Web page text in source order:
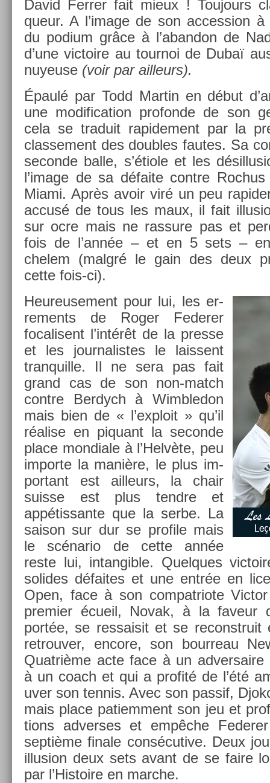
David Ferr­er fait mieux ! Toujours
queur. A l’image de son ac­cess­ion
du podium grâce à l’aban­don de
d’une vic­toire au tour­noi de Dubaï
nuyeuse (voir par ail­leurs).
Épaulé par Todd Mar­tin en début
une modifica­tion pro­fon­de de son
cela se traduit rapide­ment par la
clas­se­ment des doub­les fautes. Sa
secon­de balle, s’étiole et les
l’image de sa défaite con­tre
Miami. Après avoir viré un peu
accusé de tous les maux, il fait
sur ocre mais ne ras­sure pas et
fois de l’année – et en 5 sets –
chelem (malgré le gain des deux
cette fois-ci).
Heureuse­ment pour lui, les er­
re­ments de Roger Feder­er
focalisent l’intérêt de la pre­sse
et les jour­nalis­tes le lais­sent
tran­quil­le. Il ne sera pas fait
grand cas de son non-match
con­tre Be­rdych à Wimbledon
mais bien de « l’exploit » qu’il
réalise en piquant la secon­de
place mon­diale à l’Helvète, peu
im­por­te la manière, le plus im­
por­tant est ail­leurs, la chair
suis­se est plus tendre et
appétis­sante que la serbe. La
saison sur dur se pro­file mais
le scénario de cette année
reste lui, in­tan­gible. Quel­ques
sol­ides défaites et une entrée en
Open, face à son com­pat­riote
pre­mi­er écueil, Novak, à la faveur
portée, se re­ssaisit et se re­construit
retro­uv­er, en­core, son bour­reau
Quat­rième acte face à un ad­versaire
à un coach et qui a pro­fité de l’été
uv­er son ten­nis. Avec son pas­sif,
mais place patiem­ment son jeu et
tions ad­verses et empêche
septième fin­ale con­sécutive. Deux
il­lus­ion deux sets avant de se faire
par l’His­toire en marche.